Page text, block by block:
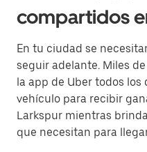
compartidos
En tu ciudad se
seguir adelante. Miles
la app de Uber todos los
vehículo para recibir
Larkspur mientras
que necesitan para